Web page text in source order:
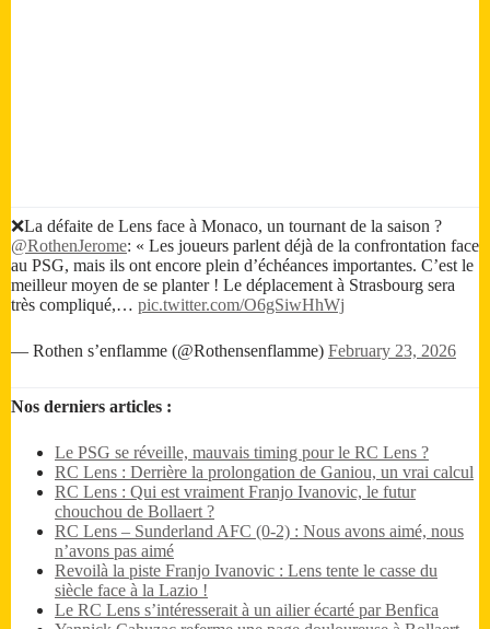
❌La défaite de Lens face à Monaco, un tournant de la saison ?
@RothenJerome: « Les joueurs parlent déjà de la confrontation face
au PSG, mais ils ont encore plein d’échéances importantes. C’est le
meilleur moyen de se planter ! Le déplacement à Strasbourg sera
très compliqué,… pic.twitter.com/O6gSiwHhWj
— Rothen s’enflamme (@Rothensenflamme) February 23, 2026
Nos derniers articles :
Le PSG se réveille, mauvais timing pour le RC Lens ?
RC Lens : Derrière la prolongation de Ganiou, un vrai calcul
RC Lens : Qui est vraiment Franjo Ivanovic, le futur
chouchou de Bollaert ?
RC Lens – Sunderland AFC (0-2) : Nous avons aimé, nous
n’avons pas aimé
Revoilà la piste Franjo Ivanovic : Lens tente le casse du
siècle face à la Lazio !
Le RC Lens s’intéresserait à un ailier écarté par Benfica